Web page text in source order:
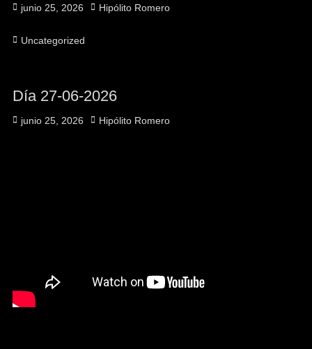
Publicado
junio 25, 2026 Autor
Hipólito Romero
Categorías
Uncategorized
Día 27-06-2026
Publicado
junio 25, 2026 Autor
Hipólito Romero